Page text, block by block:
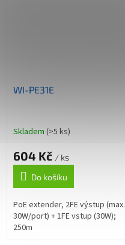
WI-PE31E
Skladem (>5 ks)
604 Kč / ks
Do košíku
PoE extender, 2FE výstup (max.
30W/port) + 1FE vstup (30W);
250m